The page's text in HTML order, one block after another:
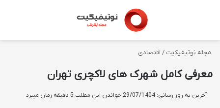
مجله نوتیفیکیت/ اقتصادی
معرفی کامل شهرک های لاکچری تهران
آخرین به روز رسانی: 29/07/1404 خواندن این مطلب 5 دقیقه زمان میبرد